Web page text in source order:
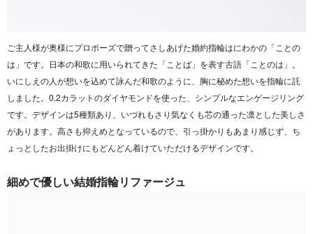
ご主人様が奥様にプロポーズで贈ってさしあげた婚約指輪はにわかの「ことの
は」です。 日本の和歌に用いられてきた「ことば」を表す古語「ことのは」。
いにしえの人が想いを込めて詠んだ和歌のように、 胸に秘めた想いを指輪に託
しました。0.2カラットのダイヤモンドを使った、シンプルなエンゲージリング
です。デザインは5種類あり、いづれもさり気なくも芯の通った凛とした美しさ
があります。高さも抑えめとなっているので、引っ掛かりもあまり感じず、ち
ょっとしたお出掛けにもどんどん着けていただけるデザインです。
細めで優しい結婚指輪リファージュ